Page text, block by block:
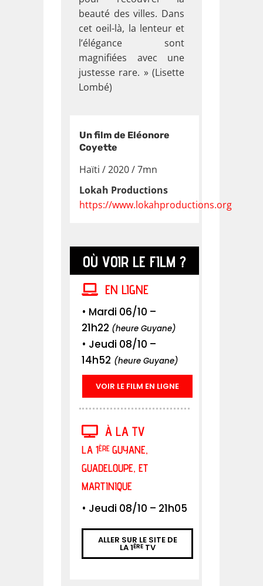
beauté des villes. Dans
cet oeil-là, la lenteur et
l’élégance sont
magnifiées avec une
justesse rare. » (Lisette
Lombé)
Un film de Eléonore
Coyette
Haïti / 2020 / 7mn
Lokah Productions
https://www.lokahproductions.org
OÙ VOIR LE FILM ?
EN LIGNE
• Mardi 06/10 –
21h22 (heure Guyane)
• Jeudi 08/10 –
14h52 (heure Guyane)
VOIR LE FILM EN LIGNE
À LA TV
LA 1ÈRE GUYANE,
GUADELOUPE, ET
MARTINIQUE
• Jeudi 08/10 – 21h05
ALLER SUR LE SITE DE
LA 1ÈRETV